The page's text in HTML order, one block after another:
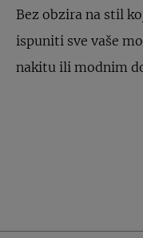
Bez obzira na stil
ispuniti sve vaše
nakitu ili modnim